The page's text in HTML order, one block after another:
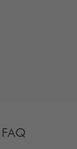
FAQ